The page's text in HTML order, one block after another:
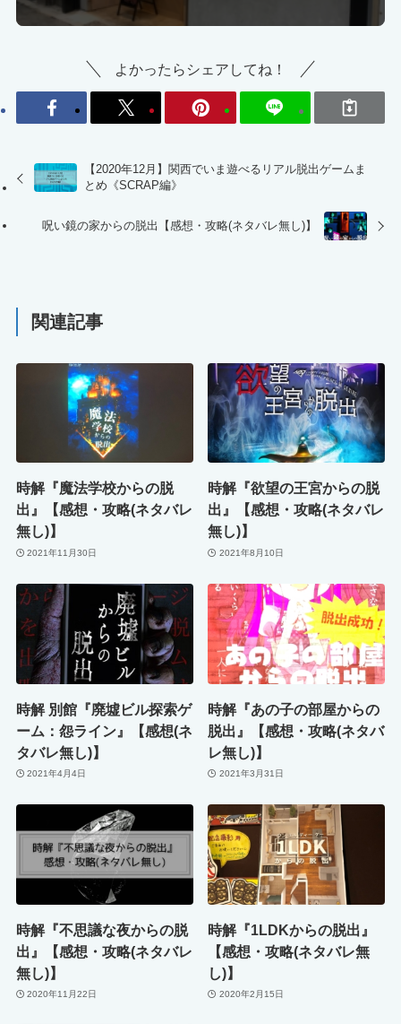
よかったらシェアしてね！
【2020年12月】関西でいま遊べるリアル脱出ゲームま
とめ《SCRAP編》
呪い鏡の家からの脱出【感想・攻略(ネタバレ無し)】
関連記事
時解『魔法学校からの脱
出』【感想・攻略(ネタバレ
無し)】
2021年11月30日
時解『欲望の王宮からの脱
出』【感想・攻略(ネタバレ
無し)】
2021年8月10日
時解 別館『廃墟ビル探索ゲ
ーム：怨ライン』【感想(ネ
タバレ無し)】
2021年4月4日
時解『あの子の部屋からの
脱出』【感想・攻略(ネタバ
レ無し)】
2021年3月31日
時解『不思議な夜からの脱
出』【感想・攻略(ネタバレ
無し)】
2020年11月22日
時解『1LDKからの脱出』
【感想・攻略(ネタバレ無
し)】
2020年2月15日